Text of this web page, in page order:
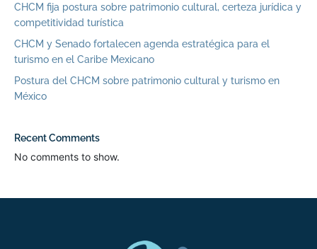
CHCM fija postura sobre patrimonio cultural, certeza jurídica y
competitividad turística
CHCM y Senado fortalecen agenda estratégica para el
turismo en el Caribe Mexicano
Postura del CHCM sobre patrimonio cultural y turismo en
México
Recent Comments
No comments to show.